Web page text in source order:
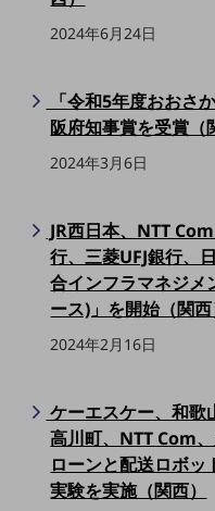
おすすめの機種、料金やサービスを
ビジネス向けスマートフォン
タフネススマートフォン
データ通信製品
5G対応ホームルーター
通信モジュール製品
衛星携帯電話
料金TOP
ドコモBiz データ無制限 ドコ
ケータイプラン
2024年6月24日
「令和5年度おおさ
阪府知事賞を受賞（
2024年3月6日
JR西日本、NTT
行、三菱UFJ銀行、
合インフラマネジメ
ース)」を開始（関西
2024年2月16日
ケーエスケー、和歌
高川町、NTT Com
ローンと配送ロボ
実験を実施（関西）